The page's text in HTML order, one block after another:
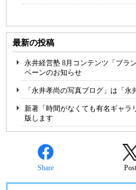
最新の投稿
永井経営塾 8月コンテンツ「ブラ
ペーンのお知らせ
「永井孝尚の写真ブログ」は「永
新著「時間がなくても有名ギャラ
版します
Share Post